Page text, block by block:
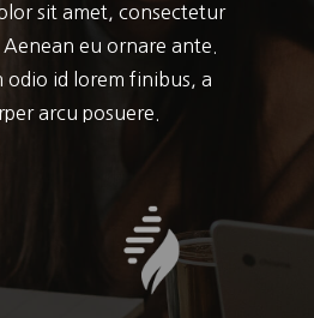
sit amet, consectetur
eu ornare ante.
odio id lorem finibus, a
arcu posuere.